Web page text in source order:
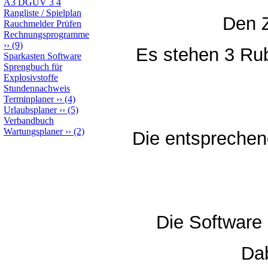
A3 DGUV 3 4
Rangliste / Spielplan
Rauchmelder Prüfen
Rechnungsprogramme
›› (9)
Sparkasten Software
Sprengbuch für
Explosivstoffe
Stundennachweis
Terminplaner›› (4)
Urlaubsplaner›› (5)
Verbandbuch
Wartungsplaner›› (2)
Den
Es stehen 3
Die
Die